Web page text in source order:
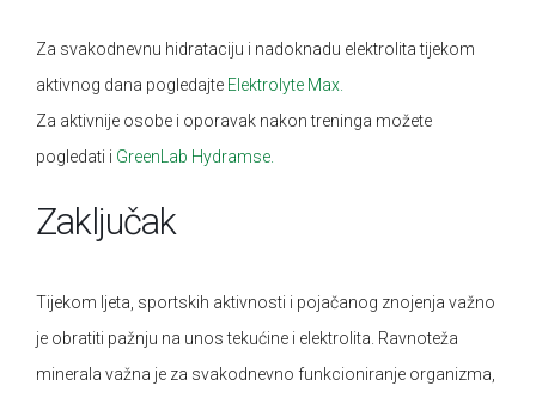
Za svakodnevnu hidrataciju i nadoknadu elektrolita tijekom
aktivnog dana pogledajte Elektrolyte Max.
Za aktivnije osobe i oporavak nakon treninga možete
pogledati i GreenLab Hydramse.
Zaključak
Tijekom ljeta, sportskih aktivnosti i pojačanog znojenja važno
je obratiti pažnju na unos tekućine i elektrolita. Ravnoteža
minerala važna je za svakodnevno funkcioniranje organizma,